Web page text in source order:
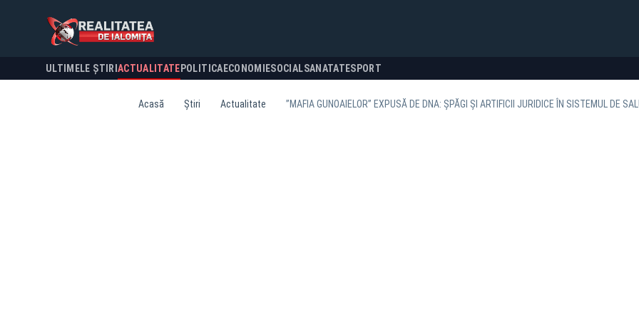
ULTIMELE ȘTIRI ACTUALITATE POLITICA ECONOMIESOCIALSANATATESPORT
Acasă Știri Actualitate ”MAFIA GUNOAIELOR” EXPUSĂ DE DNA: ȘPĂGI ȘI ARTIFICII JURIDICE ÎN SISTEMUL DE